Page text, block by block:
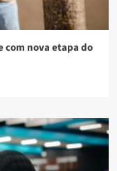
com nova etapa do